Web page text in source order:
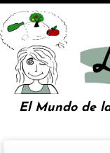
El Mundo de